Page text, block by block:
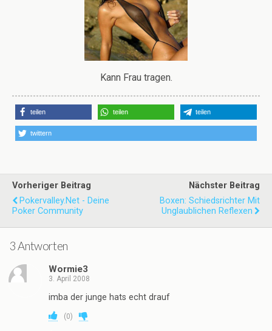
Kann Frau tragen.
teilen teilen teilen
twittern
Vorheriger Beitrag
Pokervalley.net - Deine
Poker Community
Nächster Beitrag
Boxen: Schiedsrichter Mit
Unglaublichen Reflexen
3 Antworten
Wormie3
3. April 2008
imba der junge hats echt drauf
(0)